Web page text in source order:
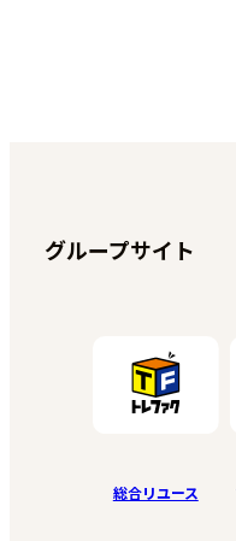
グループサイト
総合リユース